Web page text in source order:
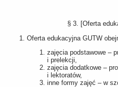
§ 3. [Oferta
Oferta edukacyjna GUTW
zajęcia podstawowe –
i prelekcji,
zajęcia dodatkowe –
i lektoratów,
inne formy zajęć – w